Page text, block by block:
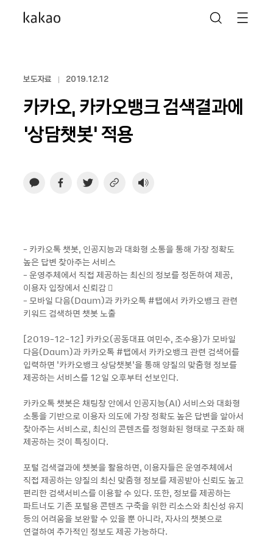
보도자료 2019.12.12
카카오, 카카오뱅크 검색결과에
‘상담챗봇’ 적용
- 카카오톡 챗봇, 인공지능과 대화형 소통을 통해 가장 정확도
높은 답변 찾아주는 서비스
- 운영주체에서 직접 제공하는 최신의 정보를 정돈하여 제공,
이용자 입장에서 신뢰감 
- 모바일 다음(Daum)과 카카오톡 #탭에서 카카오뱅크 관련
키워드 검색하면 챗봇 노출
[2019-12-12] 카카오(공동대표 여민수, 조수용)가 모바일
다음(Daum)과 카카오톡 #탭에서 카카오뱅크 관련 검색어를
입력하면 ‘카카오뱅크 상담챗봇’을 통해 양질의 맞춤형 정보를
제공하는 서비스를 12일 오후부터 선보인다.
카카오톡 챗봇은 채팅창 안에서 인공지능(AI) 서비스와 대화형
소통을 기반으로 이용자 의도에 가장 정확도 높은 답변을 알아서
찾아주는 서비스로, 최신의 콘텐츠를 정형화된 형태로 구조화 해
제공하는 것이 특징이다.
포털 검색결과에 챗봇을 활용하면, 이용자들은 운영주체에서
직접 제공하는 양질의 최신 맞춤형 정보를 제공받아 신뢰도 높고
편리한 검색서비스를 이용할 수 있다. 또한, 정보를 제공하는
파트너도 기존 포털용 콘텐츠 구축을 위한 리소스와 최신성 유지
등의 어려움을 보완할 수 있을 뿐 아니라, 자사의 챗봇으로
연결하여 추가적인 정보도 제공 가능하다.